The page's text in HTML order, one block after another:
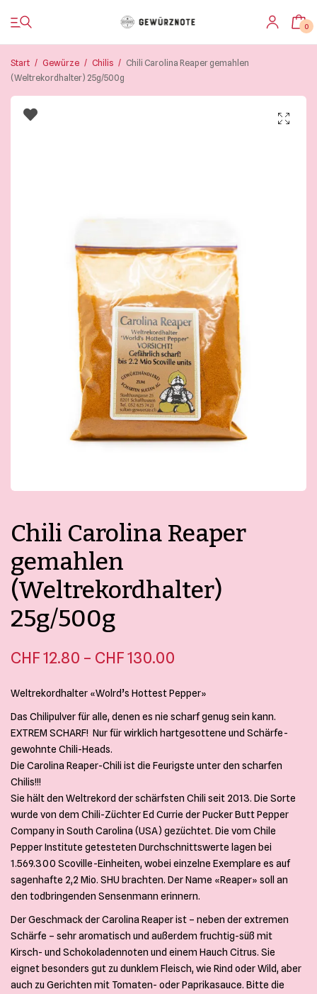
0
Start / Gewürze / Chilis / Chili Carolina Reaper gemahlen
(Weltrekordhalter) 25g/500g
Chili Carolina Reaper
gemahlen
(Weltrekordhalter)
25g/500g
CHF12.80 – CHF130.00
bis
CHF 130.00
Weltrekordhalter «Wolrd’s Hottest Pepper»
Das Chilipulver für alle, denen es nie scharf genug sein kann.
EXTREM SCHARF! Nur für wirklich hartgesottene und Schärfe-
gewohnte Chili-Heads.
Die Carolina Reaper-Chili ist die Feurigste unter den scharfen
Chilis!!!
Sie hält den Weltrekord der schärfsten Chili seit 2013. Die Sorte
wurde von dem Chili-Züchter Ed Currie der Pucker Butt Pepper
Company in South Carolina (USA) gezüchtet. Die vom Chile
Pepper Institute getesteten Durchschnittswerte lagen bei
1.569.300 Scoville-Einheiten, wobei einzelne Exemplare es auf
sagenhafte 2,2 Mio. SHU brachten. Der Name «Reaper» soll an
den todbringenden Sensenmann erinnern.
Der Geschmack der Carolina Reaper ist – neben der extremen
Schärfe – sehr aromatisch und außerdem fruchtig-süß mit
Kirsch- und Schokoladennoten und einem Hauch Citrus. Sie
eignet besonders gut zu dunklem Fleisch, wie Rind oder Wild, aber
auch zu Gerichten mit Tomaten- oder Paprikasauce. Bitte die
Blog & Rezepte
Impressionen
Bestellungen und Rücksendungen